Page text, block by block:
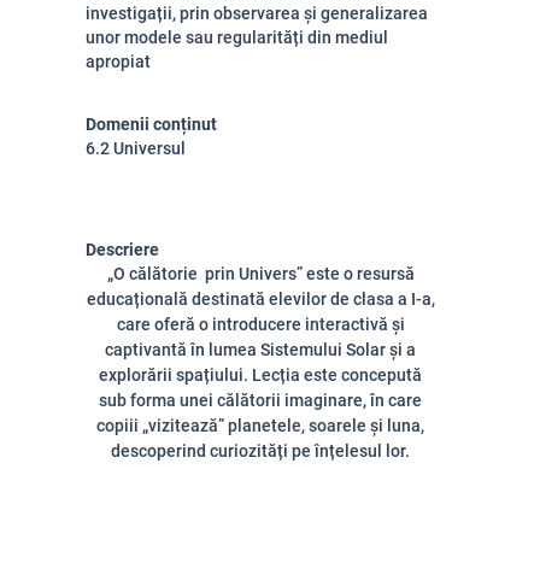
investigații, prin observarea și generalizarea
unor modele sau regularități din mediul
apropiat
Domenii conținut
6.2 Universul
Descriere
„O călătorie prin Univers” este o resursă
educațională destinată elevilor de clasa a I-a,
care oferă o introducere interactivă și
captivantă în lumea Sistemului Solar și a
explorării spațiului. Lecția este concepută
sub forma unei călătorii imaginare, în care
copiii „vizitează” planetele, soarele și luna,
descoperind curiozități pe înțelesul lor.